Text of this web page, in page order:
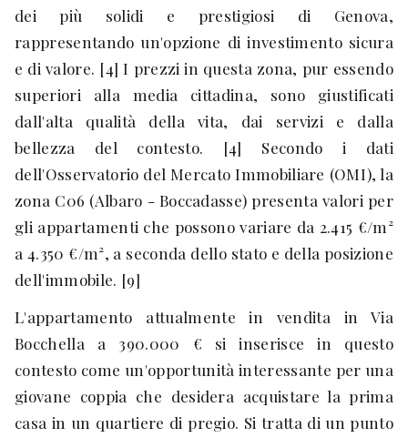
dei più solidi e prestigiosi di Genova,
rappresentando un'opzione di investimento sicura
e di valore. [4] I prezzi in questa zona, pur essendo
superiori alla media cittadina, sono giustificati
dall'alta qualità della vita, dai servizi e dalla
bellezza del contesto. [4] Secondo i dati
dell'Osservatorio del Mercato Immobiliare (OMI), la
zona C06 (Albaro - Boccadasse) presenta valori per
gli appartamenti che possono variare da 2.415 €/m²
a 4.350 €/m², a seconda dello stato e della posizione
dell'immobile. [9]
L'appartamento attualmente in vendita in Via
Bocchella a 390.000 € si inserisce in questo
contesto come un'opportunità interessante per una
giovane coppia che desidera acquistare la prima
casa in un quartiere di pregio. Si tratta di un punto